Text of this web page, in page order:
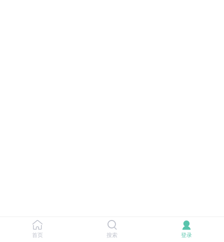
首页 搜索 登录